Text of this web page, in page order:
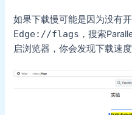
如果下载慢可能是因为没有
Edge://flags ，搜索
启浏览器，你会发现下载速度